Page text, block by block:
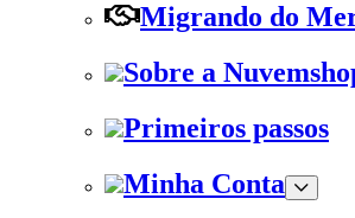
Migrando do
Sobre a
Primeiros passos
Minha Conta